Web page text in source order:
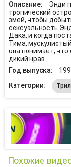
Описание:
Энди
тропический
змей, чтобы
сексуальность
Дака, и когда
Тима,
она понимает, что
дикий нрав...
Год выпуска:
Категории:
Похожие